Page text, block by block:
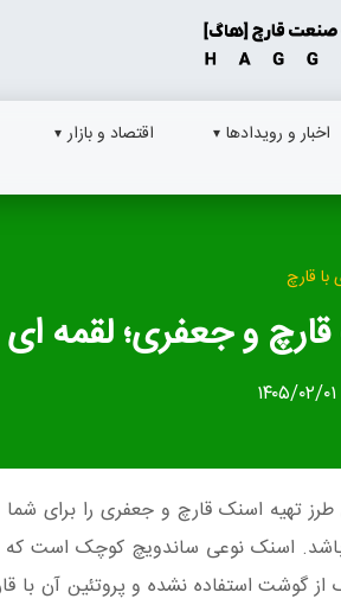
اخبار و رویدادها اقتصاد و بازار
قارچ
و جعفری؛ لقمه
۱۴۰۵/۰۲/۰۱
تهیه اسنک قارچ و جعفری را برای
اسنک نوعی ساندویچ کوچک است که
گوشت استفاده نشده و پروتئین آن با